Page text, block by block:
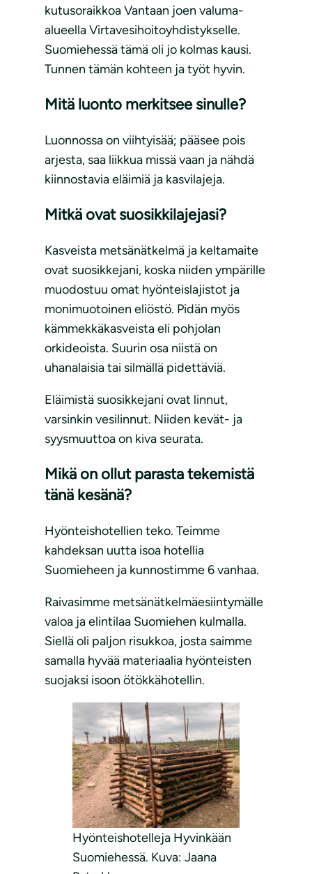
kutusoraikkoa Vantaan joen valuma-
alueella Virtavesihoitoyhdistykselle.
Suomiehessä tämä oli jo kolmas kausi.
Tunnen tämän kohteen ja työt hyvin.
Mitä luonto merkitsee sinulle?
Luonnossa on viihtyisää; pääsee pois
arjesta, saa liikkua missä vaan ja nähdä
kiinnostavia eläimiä ja kasvilajeja.
Mitkä ovat suosikkilajejasi?
Kasveista metsänätkelmä ja keltamaite
ovat suosikkejani, koska niiden ympärille
muodostuu omat hyönteislajistot ja
monimuotoinen eliöstö. Pidän myös
kämmekkäkasveista eli pohjolan
orkideoista. Suurin osa niistä on
uhanalaisia tai silmällä pidettäviä.
Eläimistä suosikkejani ovat linnut,
varsinkin vesilinnut. Niiden kevät- ja
syysmuuttoa on kiva seurata.
Mikä on ollut parasta tekemistä
tänä kesänä?
Hyönteishotellien teko. Teimme
kahdeksan uutta isoa hotellia
Suomieheen ja kunnostimme 6 vanhaa.
Raivasimme metsänätkelmäesiintymälle
valoa ja elintilaa Suomiehen kulmalla.
Siellä oli paljon risukkoa, josta saimme
samalla hyvää materiaalia hyönteisten
suojaksi isoon ötökkähotellin.
Hyönteishotelleja Hyvinkään
Suomiehessä. Kuva: Jaana